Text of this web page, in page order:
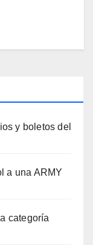
y boletos del
a una ARMY
categoría